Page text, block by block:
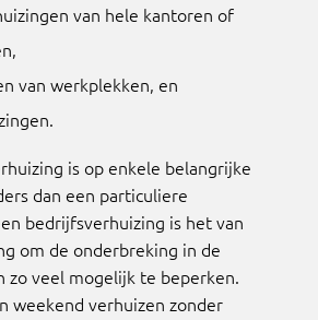
van hele kantoren of
van werkplekken, en
is op enkele belangrijke
dan een particuliere
bedrijfsverhuizing is het van
om de onderbreking in de
zo veel mogelijk te beperken.
weekend verhuizen zonder